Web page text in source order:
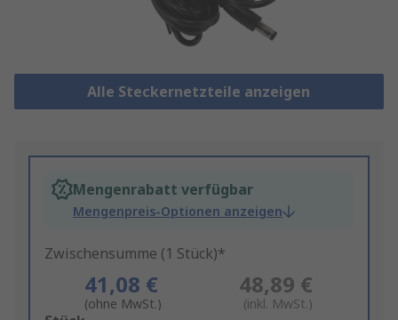
Alle Steckernetzteile anzeigen
Mengenrabatt verfügbar
Mengenpreis-Optionen anzeigen
Zwischensumme (1 Stück)*
41,08 €
(ohne MwSt.)
48,89 €
(inkl. MwSt.)